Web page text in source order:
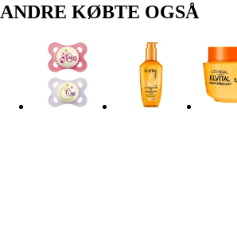
ANDRE KØBTE OGSÅ